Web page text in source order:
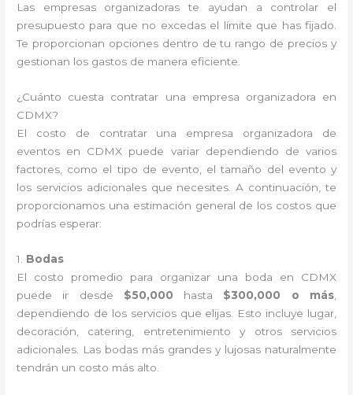
Las empresas organizadoras te ayudan a controlar el
presupuesto para que no excedas el límite que has fijado.
Te proporcionan opciones dentro de tu rango de precios y
gestionan los gastos de manera eficiente.
¿Cuánto cuesta contratar una empresa organizadora en
CDMX?
El costo de contratar una empresa organizadora de
eventos en CDMX puede variar dependiendo de varios
factores, como el tipo de evento, el tamaño del evento y
los servicios adicionales que necesites. A continuación, te
proporcionamos una estimación general de los costos que
podrías esperar:
1. Bodas
El costo promedio para organizar una boda en CDMX
puede ir desde $50,000 hasta $300,000 o más,
dependiendo de los servicios que elijas. Esto incluye lugar,
decoración, catering, entretenimiento y otros servicios
adicionales. Las bodas más grandes y lujosas naturalmente
tendrán un costo más alto.